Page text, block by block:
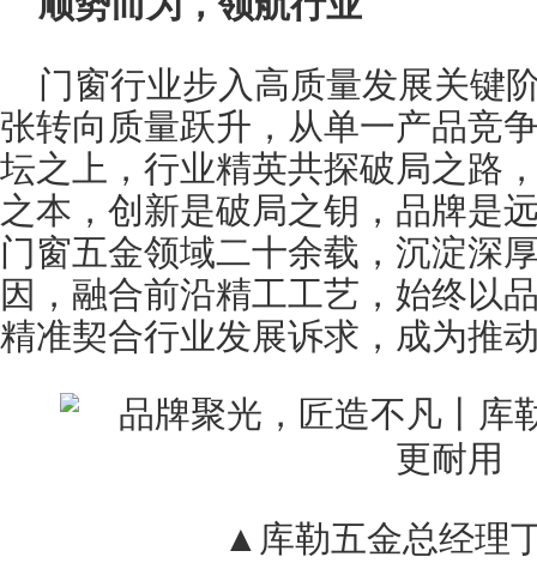
门窗行业步入高质量发展关键
张转向质量跃升，从单一产品竞
坛之上，行业精英共探破局之路
之本，创新是破局之钥，品牌是
门窗五金领域二十余载，沉淀深
因，融合前沿精工工艺，始终以
精准契合行业发展诉求，成为推
▲库勒五金总经理